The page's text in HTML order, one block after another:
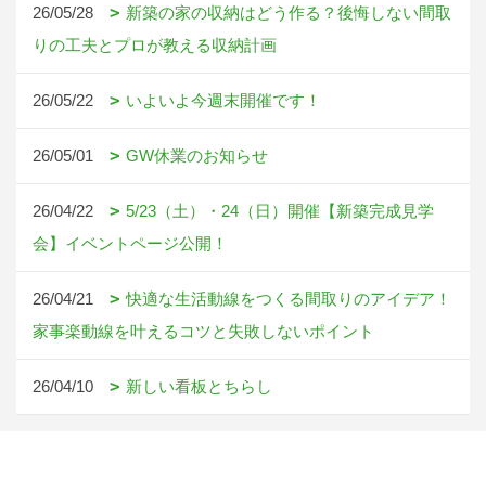
26/05/28
新築の家の収納はどう作る？後悔しない間取
りの工夫とプロが教える収納計画
26/05/22 いよいよ今週末開催です！
26/05/01 GW休業のお知らせ
26/04/22
5/23（土）・24（日）開催【新築完成見学
会】イベントページ公開！
26/04/21
快適な生活動線をつくる間取りのアイデア！
家事楽動線を叶えるコツと失敗しないポイント
26/04/10 新しい看板とちらし